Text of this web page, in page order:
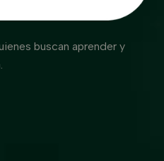
buscan aprender y